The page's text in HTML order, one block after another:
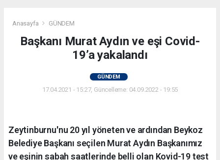
Anasayfa GÜNDEM
Başkanı Murat Aydın ve eşi Covid-
19’a yakalandı
GÜNDEM
17.04.2021 - 15:27, Güncelleme: 04.09.2022 - 19:55
Zeytinburnu'nu 20 yıl yöneten ve ardından Beykoz
Belediye Başkanı seçilen Murat Aydın Başkanımız
ve eşinin sabah saatlerinde belli olan Kovid-19 test